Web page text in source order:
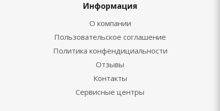
Информация
О компании
Пользовательское соглашение
Политика конфендициальности
Отзывы
Контакты
Сервисные центры